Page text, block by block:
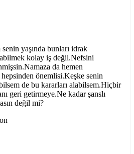
yaşında bunları idrak
kolay iş değil.Nefsini
da hemen
hepsinden önemlisi.Keşke senin
de bu kararları alabilsem.Hiçbir
geri getirmeye.Ne kadar şanslı
değil mi?